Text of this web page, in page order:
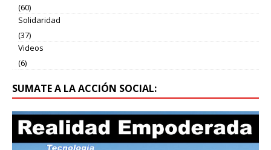
(60)
Solidaridad
(37)
Videos
(6)
SUMATE A LA ACCIÓN SOCIAL: